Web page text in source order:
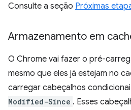
Consulte a seção Próximas
Armazenamento em
O Chrome vai fazer o pré-
mesmo que eles já estejam no
carregar cabeçalhos
Modified-Since . Esses